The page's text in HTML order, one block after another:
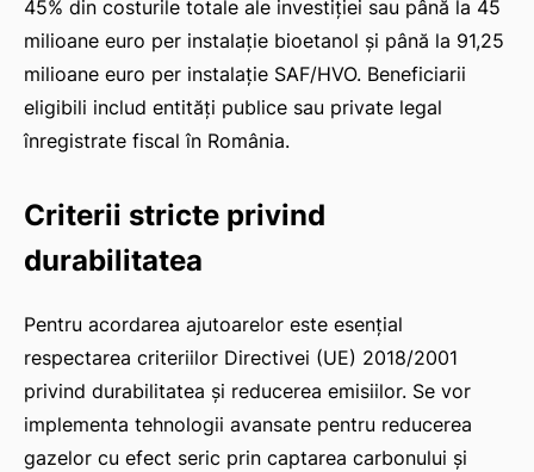
45% din costurile totale ale investiției sau până la 45
milioane euro per instalație bioetanol și până la 91,25
milioane euro per instalație SAF/HVO. Beneficiarii
eligibili includ entități publice sau private legal
înregistrate fiscal în România.
Criterii stricte privind
durabilitatea
Pentru acordarea ajutoarelor este esențial
respectarea criteriilor Directivei (UE) 2018/2001
privind durabilitatea și reducerea emisiilor. Se vor
implementa tehnologii avansate pentru reducerea
gazelor cu efect seric prin captarea carbonului și